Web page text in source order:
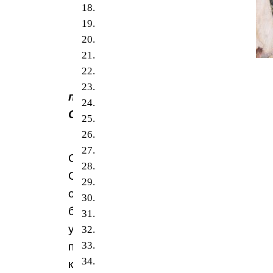
Благословение
преподобного
Серафима
Преподобный
Серафим
Саровский
особенно
благоговейное
уважение
питал
к